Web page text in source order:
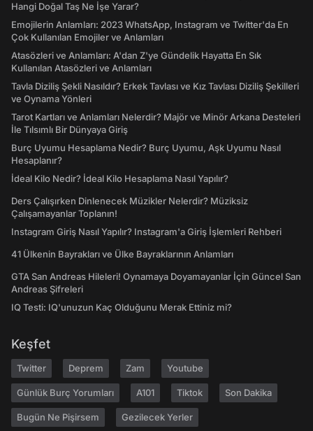
Hangi Doğal Taş Ne İşe Yarar?
Emojilerin Anlamları: 2023 WhatsApp, Instagram ve Twitter'da En
Çok Kullanılan Emojiler ve Anlamları
Atasözleri ve Anlamları: A'dan Z'ye Gündelik Hayatta En Sık
Kullanılan Atasözleri ve Anlamları
Tavla Diziliş Şekli Nasıldır? Erkek Tavlası ve Kız Tavlası Diziliş Şekilleri
ve Oynama Yönleri
Tarot Kartları ve Anlamları Nelerdir? Majör ve Minör Arkana Desteleri
İle Tılsımlı Bir Dünyaya Giriş
Burç Uyumu Hesaplama Nedir? Burç Uyumu, Aşk Uyumu Nasıl
Hesaplanır?
İdeal Kilo Nedir? İdeal Kilo Hesaplama Nasıl Yapılır?
Ders Çalışırken Dinlenecek Müzikler Nelerdir? Müziksiz
Çalışamayanlar Toplanın!
Instagram Giriş Nasıl Yapılır? Instagram'a Giriş İşlemleri Rehberi
41 Ülkenin Bayrakları ve Ülke Bayraklarının Anlamları
GTA San Andreas Hileleri! Oynamaya Doyamayanlar İçin Güncel San
Andreas Şifreleri
IQ Testi: IQ'unuzun Kaç Olduğunu Merak Ettiniz mi?
Keşfet
Twitter Deprem Zam Youtube
Günlük Burç Yorumları A101 Tiktok Son Dakika
Bugün Ne Pişirsem Gezilecek Yerler